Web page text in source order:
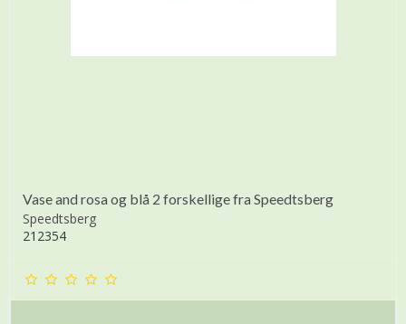
Vase and rosa og blå 2 forskellige fra Speedtsberg
Speedtsberg
212354